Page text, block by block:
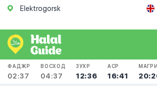
Elektrogorsk
ФАДЖР
02:37
ВОСХОД
04:37
ЗУХР
12:36
АСР
16:41